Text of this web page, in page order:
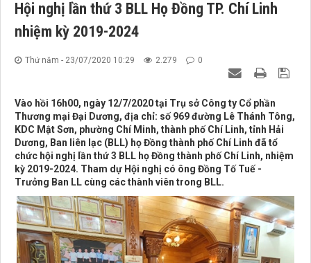
Hội nghị lần thứ 3 BLL Họ Đồng TP. Chí Linh
nhiệm kỳ 2019-2024
Thứ năm - 23/07/2020 10:29 2.279 0
Vào hồi 16h00, ngày 12/7/2020 tại Trụ sở Công ty Cổ phần
Thương mại Đại Dương, địa chỉ: số 969 đường Lê Thánh Tông,
KDC Mật Sơn, phường Chí Minh, thành phố Chí Linh, tỉnh Hải
Dương, Ban liên lạc (BLL) họ Đồng thành phố Chí Linh đã tổ
chức hội nghị lần thứ 3 BLL họ Đồng thành phố Chí Linh, nhiệm
kỳ 2019-2024. Tham dự Hội nghị có ông Đồng Tố Tuế -
Trưởng Ban LL cùng các thành viên trong BLL.